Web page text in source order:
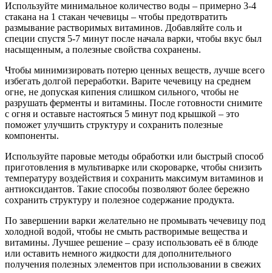
Используйте минимальное количество воды – примерно 3-4
стакана на 1 стакан чечевицы – чтобы предотвратить
размывание растворимых витаминов. Добавляйте соль и
специи спустя 5-7 минут после начала варки, чтобы вкус был
насыщенным, а полезные свойства сохранены.
Чтобы минимизировать потерю ценных веществ, лучше всего
избегать долгой переработки. Варите чечевицу на среднем
огне, не допуская кипения слишком сильного, чтобы не
разрушать ферменты и витамины. После готовности снимите
с огня и оставьте настояться 5 минут под крышкой – это
поможет улучшить структуру и сохранить полезные
компоненты.
Используйте паровые методы обработки или быстрый способ
приготовления в мультиварке или скороварке, чтобы снизить
температуру воздействия и сохранить максимум витаминов и
антиоксидантов. Такие способы позволяют более бережно
сохранить структуру и полезное содержание продукта.
По завершении варки желательно не промывать чечевицу под
холодной водой, чтобы не смыть растворимые вещества и
витамины. Лучшее решение – сразу использовать её в блюде
или оставить немного жидкости для дополнительного
получения полезных элементов при использовании в свежих